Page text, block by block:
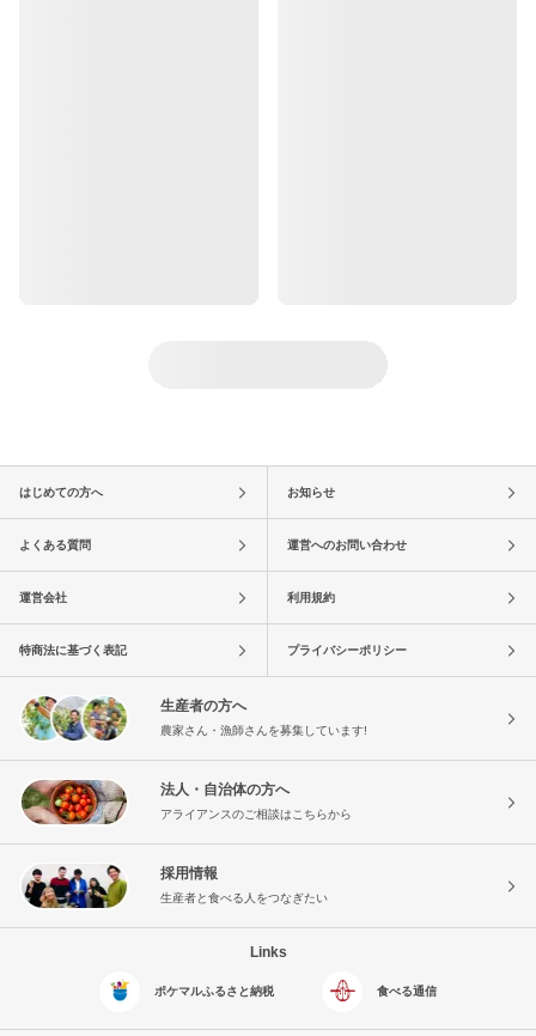
はじめての方へ お知らせ
よくある質問 運営へのお問い合わせ
運営会社 利用規約
特商法に基づく表記 プライバシーポリシー
生産者の方へ
農家さん・漁師さんを募集しています!
法人・自治体の方へ
アライアンスのご相談はこちらから
採用情報
生産者と食べる人をつなぎたい
Links
ポケマルふるさと納税 食べる通信